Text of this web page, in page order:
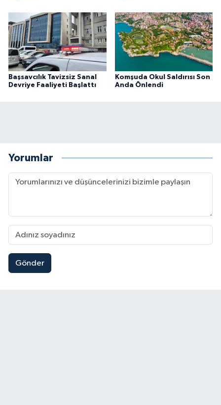
Başsavcılık Tavizsiz Sanal
Devriye Faaliyeti Başlattı
Komşuda Okul Saldırısı Son
Anda Önlendi
Yorumlar
Gönder